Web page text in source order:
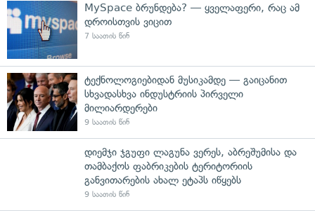
MySpace ბრუნდება? — ყველაფერი, რაც ამ
დროისთვის ვიცით
7 საათის წინ
ტექნოლოგიებიდან მუსიკამდე — გაიცანით
სხვადასხვა ინდუსტრიის პირველი
მილიარდერები
9 საათის წინ
დიემჯი ჯგუფი ლაგუნა ვერეს, აბრეშუმისა და
თამბაქოს ფაბრიკების ტერიტორიის
განვითარების ახალ ეტაპს იწყებს
9 საათის წინ